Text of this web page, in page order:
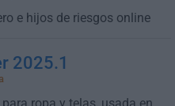
e hijos de riesgos online
2025.1